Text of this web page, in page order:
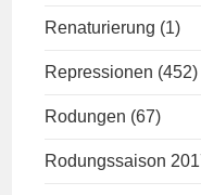
Renaturierung (1)
Repressionen (452)
Rodungen (67)
Rodungssaison